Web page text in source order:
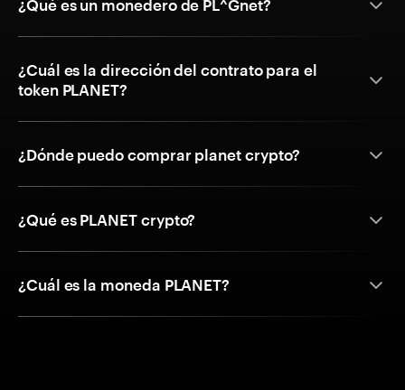
¿Qué es un monedero de PL^Gnet?
¿Cuál es la dirección del contrato para el
token PLANET?
¿Dónde puedo comprar planet crypto?
¿Qué es PLANET crypto?
¿Cuál es la moneda PLANET?